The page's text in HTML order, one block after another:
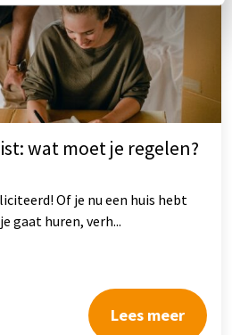
wat moet je regelen?
Of je nu een huis hebt
gaat huren, verh...
Lees meer